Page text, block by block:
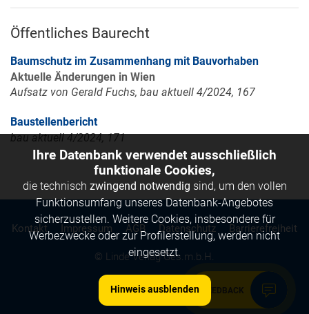
FEEDBACK
Öffentliches Baurecht
Baumschutz im Zusammenhang mit Bauvorhaben
Aktuelle Änderungen in Wien
Aufsatz von Gerald Fuchs, bau aktuell 4/2024, 167
Baustellenbericht
bau aktuell 4/2024, 171
© Linde Verlag Ges.m.b.H.
Kontakt Impressum AGB Datenschutz Barrierefreiheit
Ihre Datenbank verwendet ausschließlich
funktionale Cookies,
die technisch zwingend notwendig sind, um den vollen
Funktionsumfang unseres Datenbank-Angebotes
sicherzustellen. Weitere Cookies, insbesondere für
Werbezwecke oder zur Profilerstellung, werden nicht
eingesetzt.
Hinweis ausblenden